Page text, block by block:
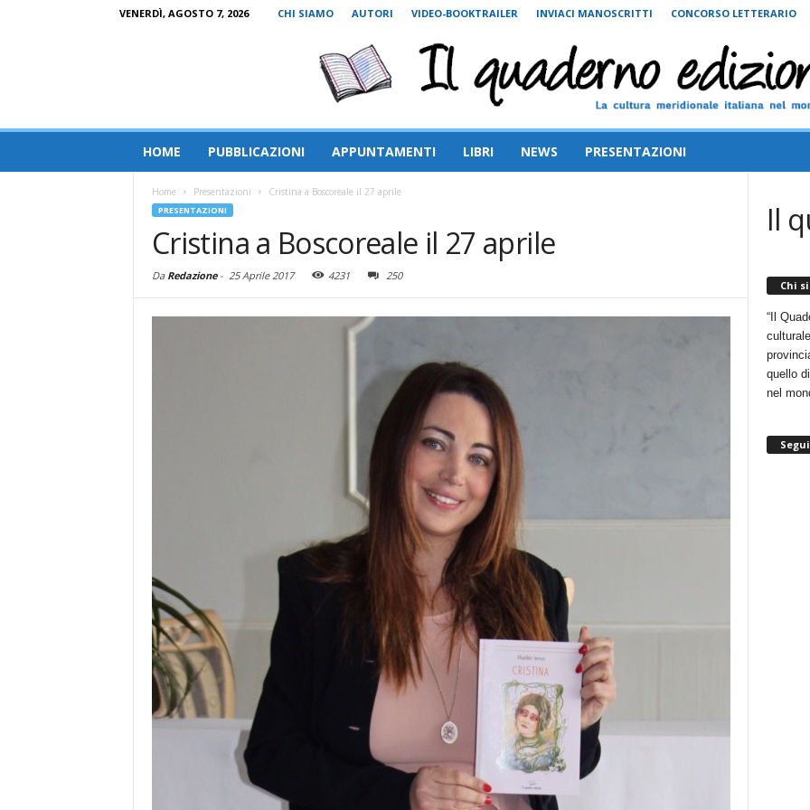
VENERDÌ, AGOSTO 7, 2026 CHI SIAMO AUTORI VIDEO-BOOKTRAILER INVIACI MANOSCRITTI CONCORSO LETTERARIO
HOME PUBBLICAZIONI APPUNTAMENTI LIBRI NEWS PRESENTAZIONI
Home Presentazioni Cristina a Boscoreale il 27 aprile
PRESENTAZIONI
Cristina a Boscoreale il 27 aprile
Da Redazione- 25 Aprile 2017 4231 250
Il
Chi
“Il
quello
nel